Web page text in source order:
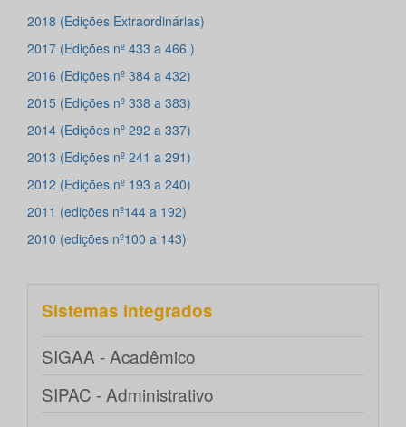
2018 (Edições Extraordinárias)
2017 (Edições nº 433 a 466 )
2016 (Edições nº 384 a 432)
2015 (Edições nº 338 a 383)
2014 (Edições nº 292 a 337)
2013 (Edições nº 241 a 291)
2012 (Edições nº 193 a 240)
2011 (edições nº144 a 192)
2010 (edições nº100 a 143)
Sistemas integrados
SIGAA - Acadêmico
SIPAC - Administrativo